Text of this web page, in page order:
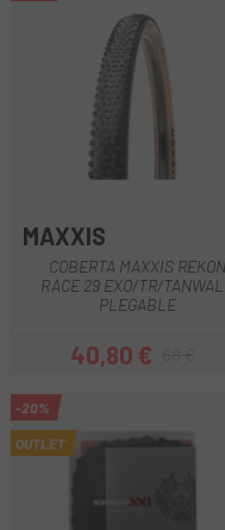
MAXXIS
COBERTA MAXXIS REKON
RACE 29 EXO/TR/
PLEGABLE
Preu
40,80 €Preu regular
-20%
OUTLET